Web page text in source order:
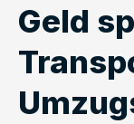
Geld